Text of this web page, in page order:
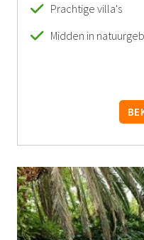
Prachtige villa's
Midden in